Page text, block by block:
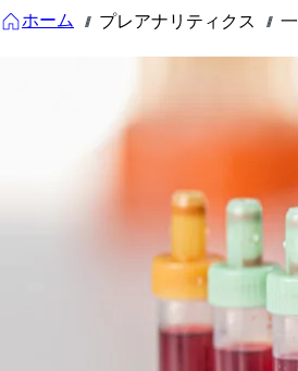
ホーム /// プレアナリティクス ///